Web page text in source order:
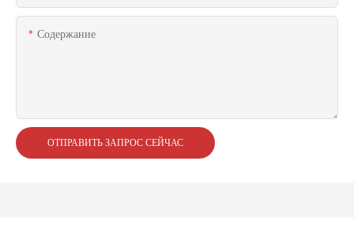
Содержание
ОТПРАВИТЬ ЗАПРОС СЕЙЧАС